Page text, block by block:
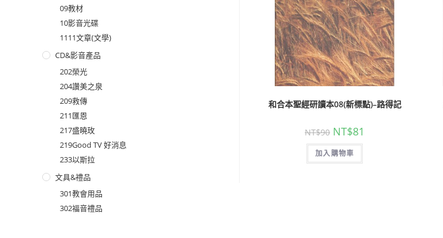
和合本聖經研讀本08(新標點)–路得記
NT$90 NT$81
加入購物車
09教材
10影音光碟
1111文章(文學)
CD&影音產品
202榮光
204讚美之泉
209救傳
211匯恩
217盛曉玫
219Good TV 好消息
233以斯拉
文具&禮品
301教會用品
302福音禮品